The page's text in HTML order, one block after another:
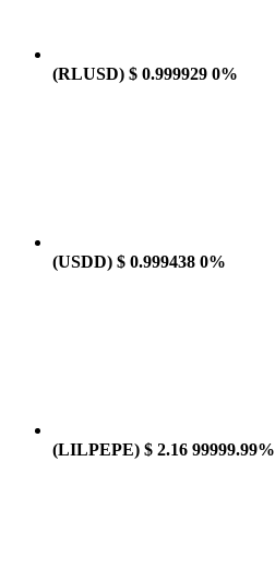
(RLUSD) $ 0.999929 0%
(USDD) $ 0.999438 0%
(LILPEPE) $ 2.16 99999.99%